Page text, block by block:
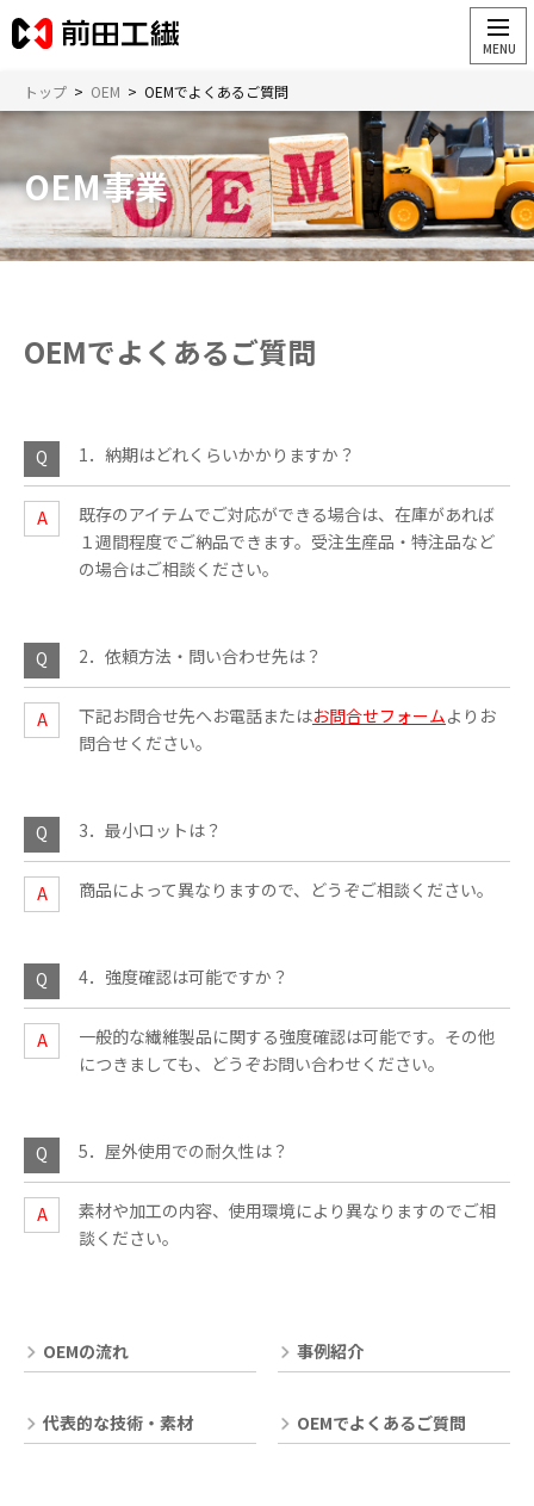
トップ > OEM > OEMでよくあるご質問
OEM事業
OEMでよくあるご質問
1．納期はどれくらいかかりますか？
既存のアイテムでご対応ができる場合は、在庫があれば
１週間程度でご納品できます。受注生産品・特注品など
の場合はご相談ください。
2．依頼方法・問い合わせ先は？
下記お問合せ先へお電話またはお問合せフォームよりお
問合せください。
3．最小ロットは？
商品によって異なりますので、どうぞご相談ください。
4．強度確認は可能ですか？
一般的な繊維製品に関する強度確認は可能です。その他
につきましても、どうぞお問い合わせください。
5．屋外使用での耐久性は？
素材や加工の内容、使用環境により異なりますのでご相
談ください。
OEMの流れ 事例紹介
代表的な技術・素材 OEMでよくあるご質問